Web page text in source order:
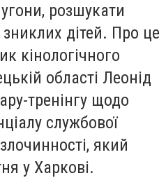
розшукати
зниклих дітей. Про це
кінологічного
області Леонід
тренінгу щодо
службової
злочинності, який
у Харкові.